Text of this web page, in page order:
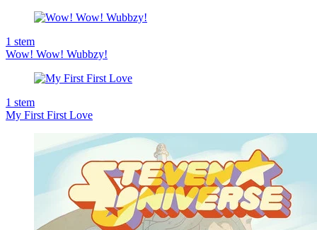
1 stem
Wow! Wow! Wubbzy!
1 stem
My First First Love